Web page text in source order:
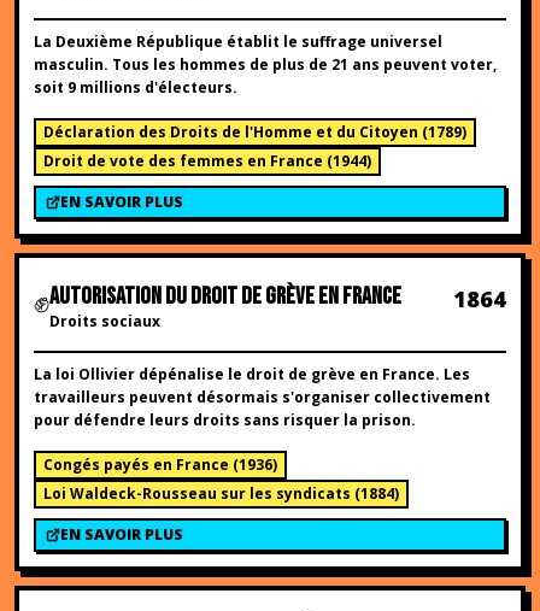
La Deuxième République établit le suffrage universel
masculin. Tous les hommes de plus de 21 ans peuvent voter,
soit 9 millions d'électeurs.
Déclaration des Droits de l'Homme et du Citoyen (1789)
Droit de vote des femmes en France (1944)
EN SAVOIR PLUS
✊AUTORISATION DU DROIT DE GRÈVE EN FRANCE
Droits sociaux
1864
La loi Ollivier dépénalise le droit de grève en France. Les
travailleurs peuvent désormais s'organiser collectivement
pour défendre leurs droits sans risquer la prison.
Congés payés en France (1936)
Loi Waldeck-Rousseau sur les syndicats (1884)
EN SAVOIR PLUS